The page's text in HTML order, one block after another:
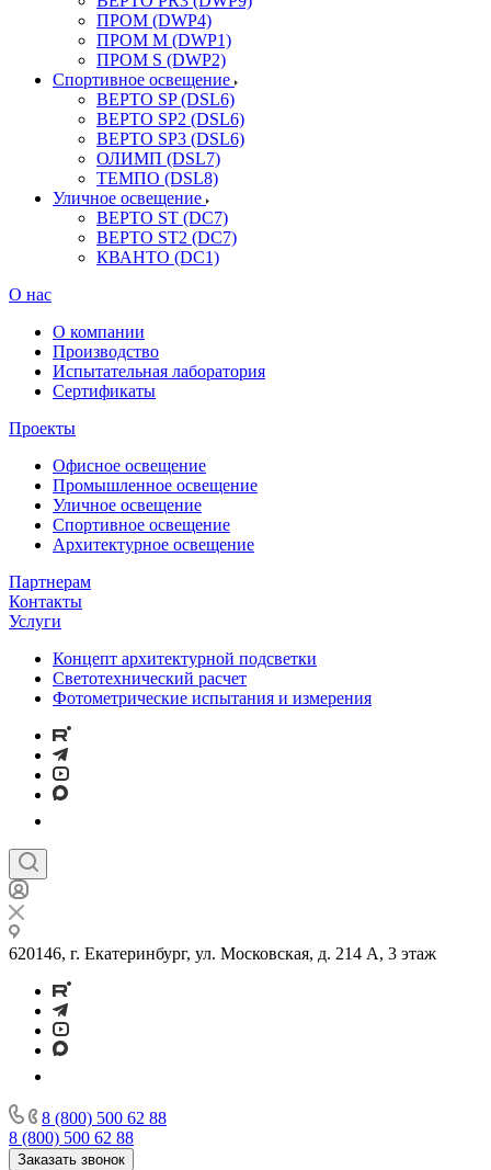
ПРОМ (DWP4)
ПРОМ M (DWP1)
ПРОМ S (DWP2)
Спортивное освещение
ВЕРТО SP (DSL6)
ВЕРТО SP2 (DSL6)
ВЕРТО SP3 (DSL6)
ОЛИМП (DSL7)
ТЕМПО (DSL8)
Уличное освещение
ВЕРТО ST (DC7)
ВЕРТО ST2 (DC7)
КВАНТО (DC1)
О нас
О компании
Производство
Испытательная лаборатория
Сертификаты
Проекты
Офисное освещение
Промышленное освещение
Уличное освещение
Спортивное освещение
Архитектурное освещение
Партнерам
Контакты
Услуги
Концепт архитектурной подсветки
Светотехнический расчет
Фотометрические испытания и измерения
620146, г. Екатеринбург, ул. Московская, д. 214 А, 3 этаж
8 (800) 500 62 88
8 (800) 500 62 88
Заказать звонок